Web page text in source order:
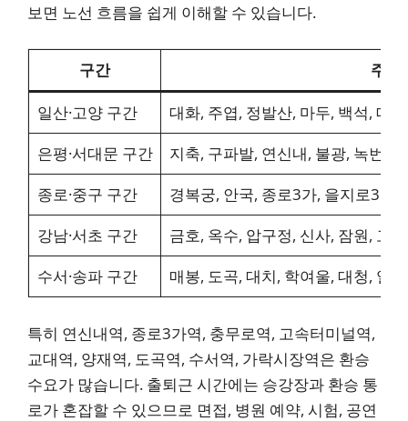
보면 노선 흐름을 쉽게 이해할 수 있습니다.
구간 주요
일산·고양 구간
대화, 주엽, 정발산, 마두, 백석, 대
은평·서대문 구간
지축, 구파발, 연신내, 불광, 녹번,
종로·중구 구간
경복궁, 안국, 종로3가, 을지로3가,
강남·서초 구간
금호, 옥수, 압구정, 신사, 잠원, 고
수서·송파 구간
매봉, 도곡, 대치, 학여울, 대청, 일
특히 연신내역, 종로3가역, 충무로역, 고속터미널역,
교대역, 양재역, 도곡역, 수서역, 가락시장역은 환승
수요가 많습니다. 출퇴근 시간에는 승강장과 환승 통
로가 혼잡할 수 있으므로 면접, 병원 예약, 시험, 공연